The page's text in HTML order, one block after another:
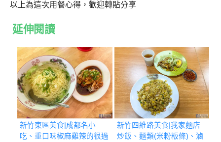
以上為這次用餐心得，歡迎轉貼分享
延伸閱讀
新竹東區美食|成都名小
吃、重口味椒麻雞辣的很過
新竹四維路美食|我家麵店
炒飯、麵類(米粉粄條)、滷